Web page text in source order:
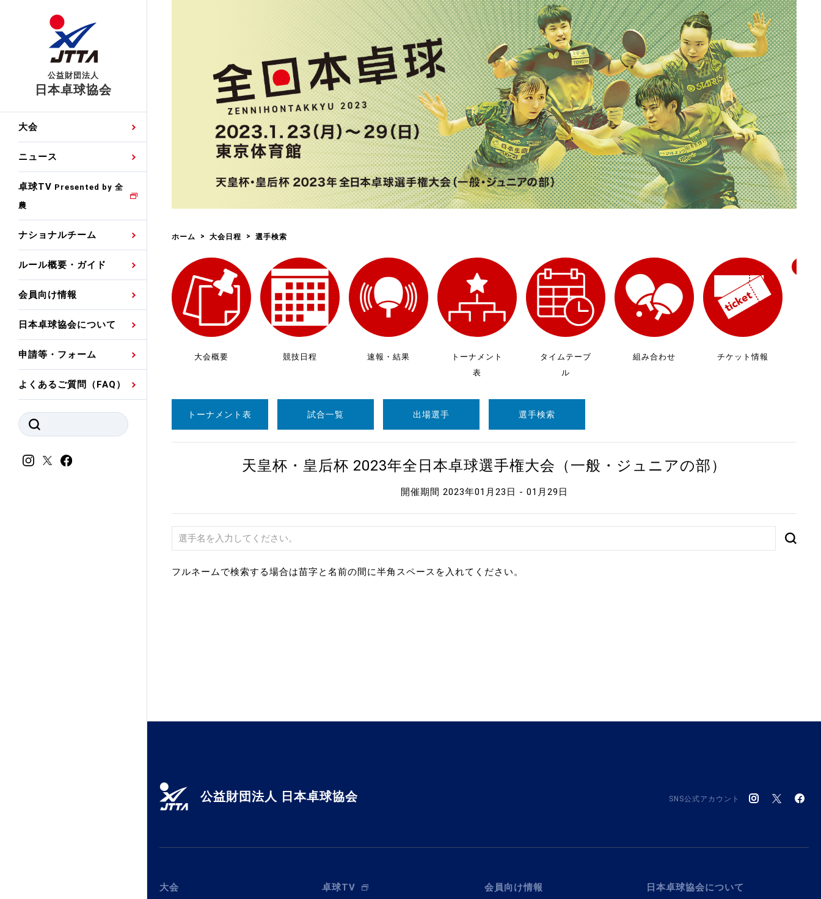
公益財団法人
日本卓球協会
大会
国内ランキング
ニュース
大会・試合
プレスリリース
競技者(パスウェイ)・審判
その他
卓球TV Presented by 全
農
ナショナルチーム
男子ナショナルチーム選
男子世界ランキング
女子世界ランキング
各種選考基準
強化スタッフ
ルール概要・ガイド
卓球の基本的なルール
観戦ガイド
会員向け情報
協会会員登録
ゼッケンについて
競技者育成事業
公認資格者名簿
公認品一覧
公認メーカー一覧
指導者養成委員会
スポーツ医・科学委員会
日本卓球協会について
卓球協会のミッション
会長あいさつ
関連団体代表委員など
規程・お見舞い制度
ハンドブックデータ
加盟団体一覧
加盟団体登録人数
申請等・フォーム
国際交流届申込みフォーム
国際大会自主参加申請
競技ウエア広告申請
審判員ネームプレート制作
申込
よくあるご質問（FAQ）
ホーム 大会日程 選手検索
大会概要 競技日程 速報・結果
トーナメント
表
タイムテーブ
ル
組み合わせ チケット情報
トーナメント表 試合一覧 出場選手 選手検索
天皇杯・皇后杯 2023年全日本卓球選手権大会（一般・ジュニアの部）
開催期間 2023年01月23日 - 01月29日
フルネームで検索する場合は苗字と名前の間に半角スペースを入れてください。
公益財団法人 日本卓球協会 SNS公式アカウント
大会 卓球TV 会員向け情報 日本卓球協会について